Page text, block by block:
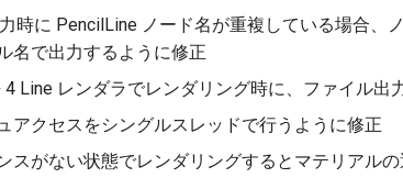
時に PencilLine ノード名が重複している場合、
名で出力するように修正
4 Line レンダラでレンダリング時に、ファイル
アクセスをシングルスレッドで行うように修正
スがない状態でレンダリングするとマテリアル